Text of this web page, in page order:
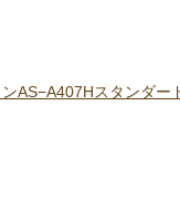
AS−A407Hスタンダー